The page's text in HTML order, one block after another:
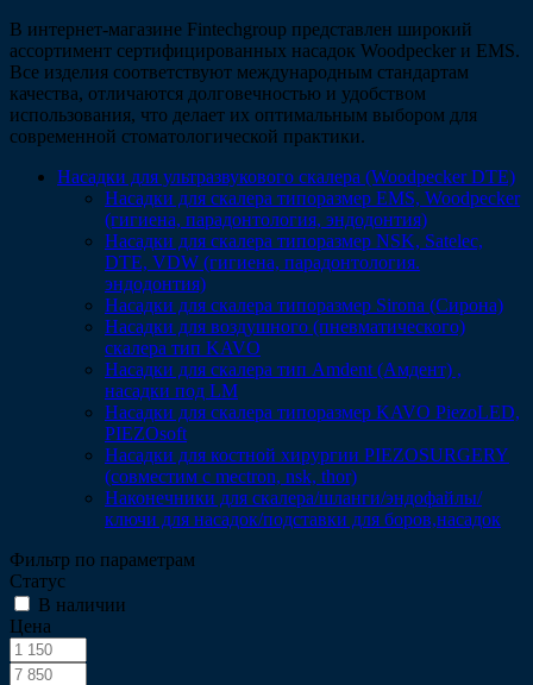
В интернет-магазине Fintechgroup представлен широкий
ассортимент сертифицированных насадок Woodpecker и EMS.
Все изделия соответствуют международным стандартам
качества, отличаются долговечностью и удобством
использования, что делает их оптимальным выбором для
современной стоматологической практики.
Насадки для ультразвукового скалера (Woodpecker DTE)
Насадки для скалера типоразмер EMS, Woodpecker
(гигиена, парадонтология, эндодонтия)
Насадки для скалера типоразмер NSK, Satelec,
DTE, VDW (гигиена, парадонтология.
эндодонтия)
Насадки для скалера типоразмер Sirona (Сирона)
Насадки для воздушного (пневматического)
скалера тип KAVO
Насадки для скалера тип Amdent (Амдент) ,
насадки под LM
Насадки для скалера типоразмер KAVO PiezoLED,
PIEZOsoft
Насадки для костной хирургии PIEZOSURGERY
(совместим с mectron, nsk, thor)
Наконечники для скалера/шланги/эндофайлы/
ключи для насадок/подставки для боров,насадок
Фильтр по параметрам
Статус
В наличии
Цена